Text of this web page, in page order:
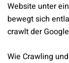
Website unter
bewegt sich
crawlt der
Wie Crawling